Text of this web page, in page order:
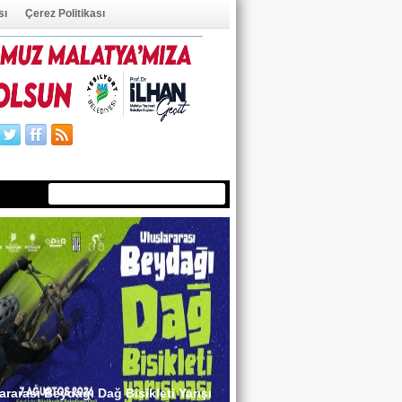
Çerez Politikası
Beydağı Dağ Bisikleti Yarışı